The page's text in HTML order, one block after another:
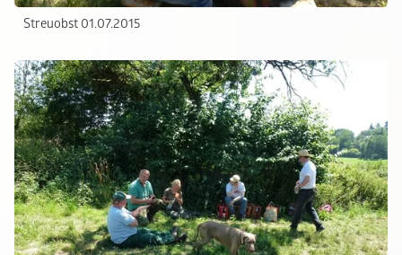
Streuobst 01.07.2015